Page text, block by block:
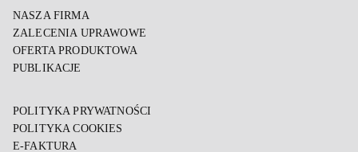
NASZA FIRMA
ZALECENIA UPRAWOWE
OFERTA PRODUKTOWA
PUBLIKACJE
POLITYKA PRYWATNOŚCI
POLITYKA COOKIES
E-FAKTURA